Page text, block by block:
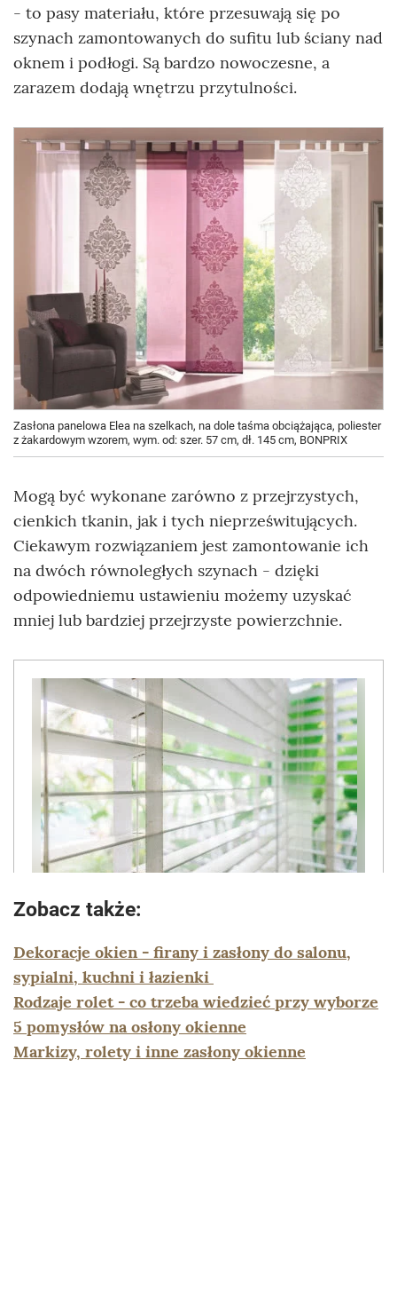
- to pasy materiału, które przesuwają się po
szynach zamontowanych do sufitu lub ściany nad
oknem i podłogi. Są bardzo nowoczesne, a
zarazem dodają wnętrzu przytulności.
Zasłona panelowa Elea na szelkach, na dole taśma obciążająca, poliester
z żakardowym wzorem, wym. od: szer. 57 cm, dł. 145 cm, BONPRIX
Mogą być wykonane zarówno z przejrzystych,
cienkich tkanin, jak i tych nieprześwitujących.
Ciekawym rozwiązaniem jest zamontowanie ich
na dwóch równoległych szynach - dzięki
odpowiedniemu ustawieniu możemy uzyskać
mniej lub bardziej przejrzyste powierzchnie.
Zobacz także:
Dekoracje okien - firany i zasłony do salonu,
sypialni, kuchni i łazienki
Rodzaje rolet - co trzeba wiedzieć przy wyborze
5 pomysłów na osłony okienne
Markizy, rolety i inne zasłony okienne